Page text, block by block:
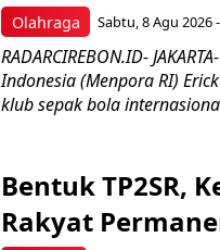
Olahraga Sabtu, 8 Agu 2026
RADARCIREBON.ID-
Indonesia (Menpora RI)
klub sepak bola
Bentuk TP2SR,
Rakyat